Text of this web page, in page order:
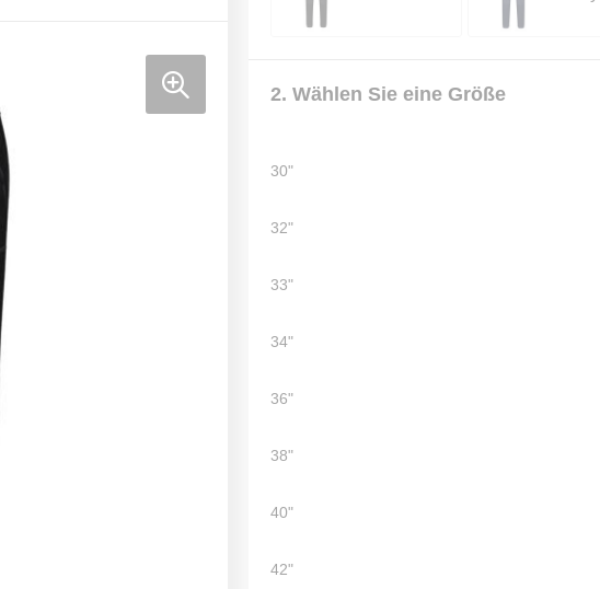
2. Wählen Sie eine Größe
30"
32"
33"
34"
36"
38"
40"
42"